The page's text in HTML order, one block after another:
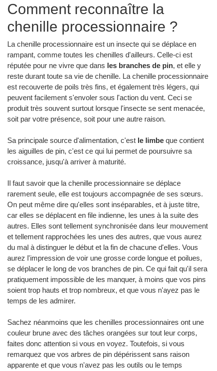
Comment reconnaître la
chenille processionnaire ?
La chenille processionnaire est un insecte qui se déplace en
rampant, comme toutes les chenilles d'ailleurs. Celle-ci est
réputée pour ne vivre que dans les branches de pin, et elle y
reste durant toute sa vie de chenille. La chenille processionnaire
est recouverte de poils très fins, et également très légers, qui
peuvent facilement s'envoler sous l'action du vent. Ceci se
produit très souvent surtout lorsque l'insecte se sent menacée,
soit par votre présence, soit pour une autre raison.
Sa principale source d'alimentation, c'est le limbe que contient
les aiguilles de pin, c'est ce qui lui permet de poursuivre sa
croissance, jusqu'à arriver à maturité.
Il faut savoir que la chenille processionnaire se déplace
rarement seule, elle est toujours accompagnée de ses sœurs.
On peut même dire qu'elles sont inséparables, et à juste titre,
car elles se déplacent en file indienne, les unes à la suite des
autres. Elles sont tellement synchronisée dans leur mouvement
et tellement rapprochées les unes des autres, que vous aurez
du mal à distinguer le début et la fin de chacune d'elles. Vous
aurez l'impression de voir une grosse corde longue et poilues,
se déplacer le long de vos branches de pin. Ce qui fait qu'il sera
pratiquement impossible de les manquer, à moins que vos pins
soient trop hauts et trop nombreux, et que vous n'ayez pas le
temps de les admirer.
Sachez néanmoins que les chenilles processionnaires ont une
couleur brune avec des tâches orangées sur tout leur corps,
faites donc attention si vous en voyez. Toutefois, si vous
remarquez que vos arbres de pin dépérissent sans raison
apparente et que vous n'avez pas les outils ou le temps